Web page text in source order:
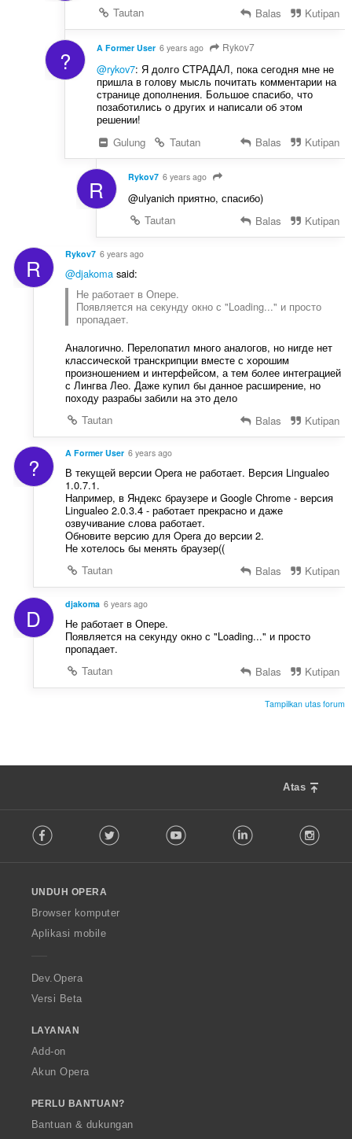
Tautan
Balas Kutipan
? A Former User 6 years ago Rykov7
@rykov7: Я долго СТРАДАЛ, пока сегодня мне не
пришла в голову мысль почитать комментарии на
странице дополнения. Большое спасибо, что
позаботились о других и написали об этом
решении!
Gulung
Tautan Balas Kutipan
R Rykov7 6 years ago
@ulyanich приятно, спасибо)
Tautan
Balas Kutipan
R Rykov7 6 years ago
@djakomasaid:
Не работает в Опере.
Появляется на секунду окно с "Loading..." и просто
пропадает.
Аналогично. Перелопатил много аналогов, но нигде нет
классической транскрипции вместе с хорошим
произношением и интерфейсом, а тем более интеграцией
с Лингва Лео. Даже купил бы данное расширение, но
походу разрабы забили на это дело
Tautan
Balas Kutipan
? A Former User 6 years ago
В текущей версии Opera не работает. Версия Lingualeo
1.0.7.1.
Например, в Яндекс браузере и Google Chrome - версия
Lingualeo 2.0.3.4 - работает прекрасно и даже
озвучивание слова работает.
Обновите версию для Opera до версии 2.
Не хотелось бы менять браузер((
Tautan
Balas Kutipan
D djakoma 6 years ago
Не работает в Опере.
Появляется на секунду окно с "Loading..." и просто
пропадает.
Tautan
Balas Kutipan
Tampilkan utas forum
Atas
o
w
O
p
a
Facebook Twitter Youtube LinkedIn
UNDUH OPERA
Browser komputer
Aplikasi mobile
Dev.Opera
Versi Beta
LAYANAN
Add-on
Akun Opera
PERLU BANTUAN?
Bantuan & dukungan